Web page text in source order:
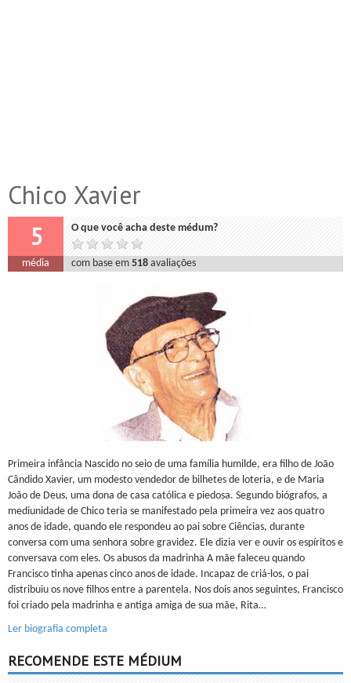
Chico Xavier
5 O que você acha deste médum?
média com base em518 avaliações
Primeira infância Nascido no seio de uma família humilde, era filho de João
Cândido Xavier, um modesto vendedor de bilhetes de loteria, e de Maria
João de Deus, uma dona de casa católica e piedosa. Segundo biógrafos, a
mediunidade de Chico teria se manifestado pela primeira vez aos quatro
anos de idade, quando ele respondeu ao pai sobre Ciências, durante
conversa com uma senhora sobre gravidez. Ele dizia ver e ouvir os espíritos e
conversava com eles. Os abusos da madrinha A mãe faleceu quando
Francisco tinha apenas cinco anos de idade. Incapaz de criá-los, o pai
distribuiu os nove filhos entre a parentela. Nos dois anos seguintes, Francisco
foi criado pela madrinha e antiga amiga de sua mãe, Rita…
Ler biografia completa
RECOMENDE ESTE MÉDIUM